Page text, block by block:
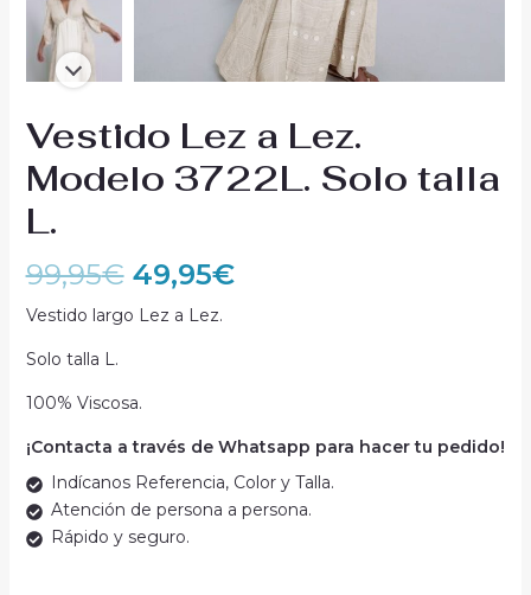
Vestido Lez a Lez.
Modelo 3722L. Solo talla
L.
99,95€ 49,95€
Vestido largo Lez a Lez.
Solo talla L.
100% Viscosa.
¡Contacta a través de Whatsapp para hacer tu pedido!
Indícanos Referencia, Color y Talla.
Atención de persona a persona.
Rápido y seguro.